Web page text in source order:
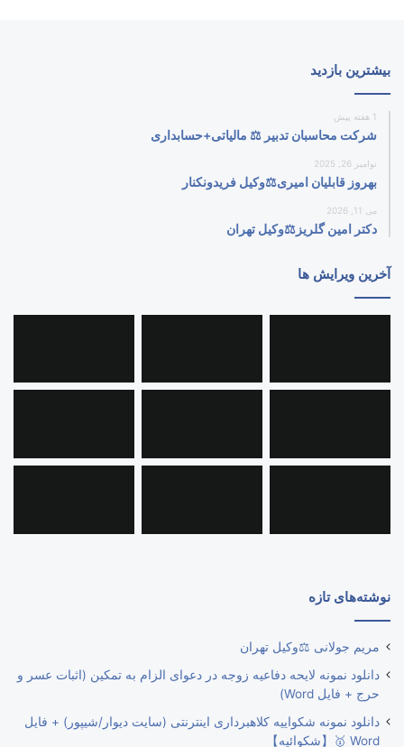
بیشترین بازدید
1 هفته پیش
شرکت محاسبان تدبیر ⚖️ مالیاتی+حسابداری
نوامبر 26, 2025
بهروز قابلیان امیری⚖️وکیل فریدونکنار
می 11, 2026
دکتر امین گلریز⚖️وکیل تهران
آخرین ویرایش ها
نوشته‌های تازه
مریم جولانی ⚖️وکیل تهران
دانلود نمونه لایحه دفاعیه زوجه در دعوای الزام به تمکین (اثبات عسر و
حرج + فایل Word)
دانلود نمونه شکواییه کلاهبرداری اینترنتی (سایت دیوار/شیپور) + فایل
Word 🥇【شکوائیه】